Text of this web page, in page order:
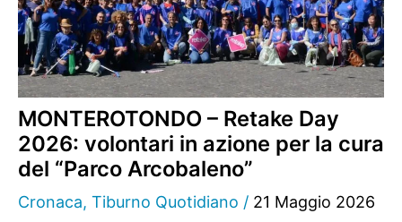
MONTEROTONDO – Retake Day
2026: volontari in azione per la cura
del “Parco Arcobaleno”
Cronaca, Tiburno Quotidiano / 21 Maggio 2026